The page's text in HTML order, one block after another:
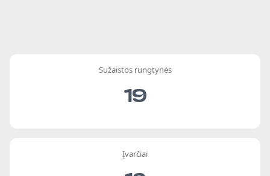
Sužaistos rungtynės
19
Įvarčiai